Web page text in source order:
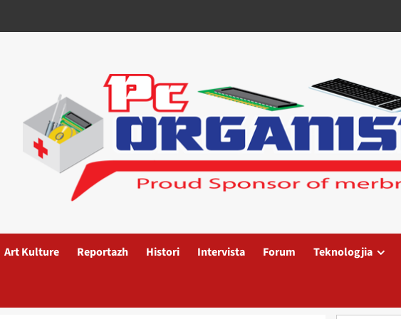
Art Kulture Reportazh Histori Intervista Forum Teknologjia